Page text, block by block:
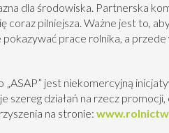
dla środowiska. Partnerska
coraz pilniejsza. Ważne jest to,
prace rolnika, a
jest niekomercyjną
szereg działań na rzecz
na stronie: